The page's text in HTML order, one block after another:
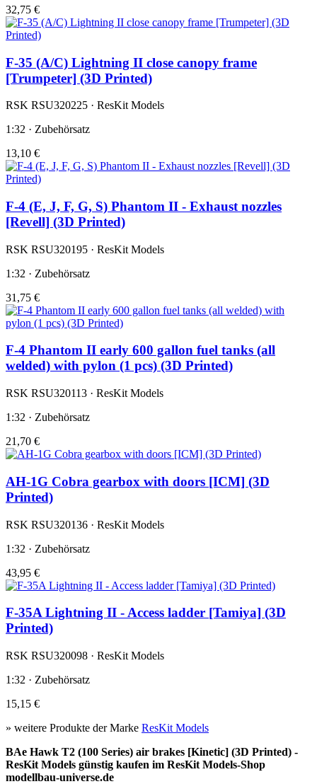
32,75 €
F-35 (A/C) Lightning II close canopy frame
[Trumpeter] (3D Printed)
RSK RSU320225 · ResKit Models
1:32 · Zubehörsatz
13,10 €
F-4 (E, J, F, G, S) Phantom II - Exhaust nozzles
[Revell] (3D Printed)
RSK RSU320195 · ResKit Models
1:32 · Zubehörsatz
31,75 €
F-4 Phantom II early 600 gallon fuel tanks (all
welded) with pylon (1 pcs) (3D Printed)
RSK RSU320113 · ResKit Models
1:32 · Zubehörsatz
21,70 €
AH-1G Cobra gearbox with doors [ICM] (3D
Printed)
RSK RSU320136 · ResKit Models
1:32 · Zubehörsatz
43,95 €
F-35A Lightning II - Access ladder [Tamiya] (3D
Printed)
RSK RSU320098 · ResKit Models
1:32 · Zubehörsatz
15,15 €
» weitere Produkte der Marke ResKit Models
BAe Hawk T2 (100 Series) air brakes [Kinetic] (3D Printed) -
ResKit Models günstig kaufen im ResKit Models-Shop
modellbau-universe.de